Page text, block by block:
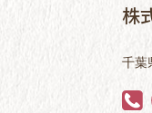
株
千葉